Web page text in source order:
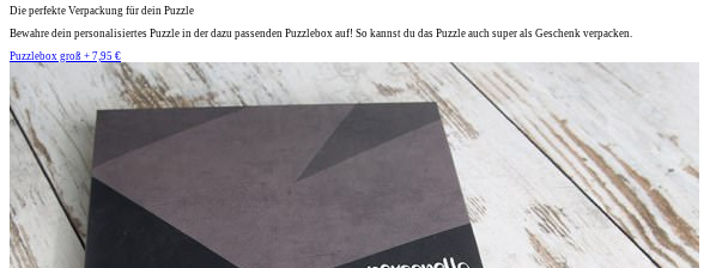
Die perfekte Verpackung für dein Puzzle
Bewahre dein personalisiertes Puzzle in der dazu passenden Puzzlebox auf! So kannst du das Puzzle auch super als Geschenk verpacken.
Puzzlebox groß + 7,95 €